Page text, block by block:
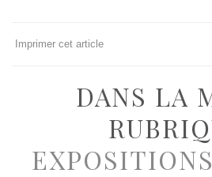
Imprimer cet article
DANS LA